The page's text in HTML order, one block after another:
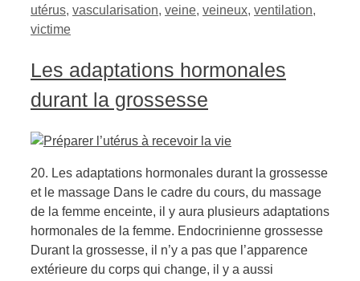
utérus, vascularisation, veine, veineux, ventilation,
victime
Les adaptations hormonales
durant la grossesse
20. Les adaptations hormonales durant la grossesse
et le massage Dans le cadre du cours, du massage
de la femme enceinte, il y aura plusieurs adaptations
hormonales de la femme. Endocrinienne grossesse
Durant la grossesse, il n’y a pas que l’apparence
extérieure du corps qui change, il y a aussi